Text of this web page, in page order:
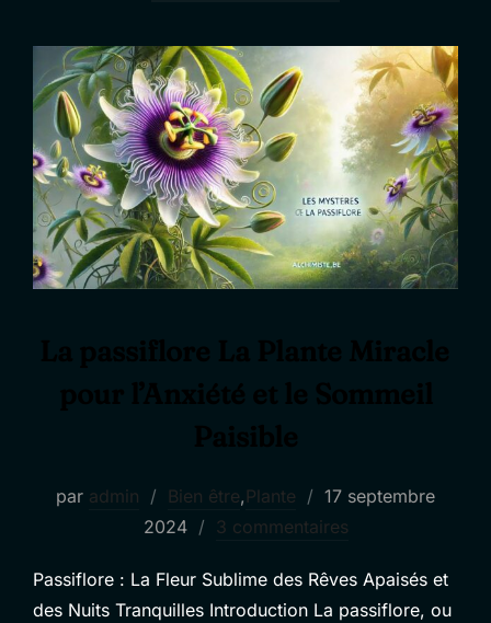
par admin Bien être, Plante
Publié
le
17 septembre
2024
3 commentaires
Passiflore : La Fleur Sublime des Rêves Apaisés et
des Nuits Tranquilles Introduction La passiflore, ou